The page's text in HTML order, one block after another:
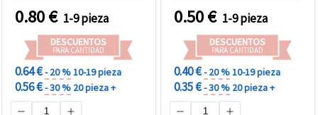
manualidades DIY,
arreglos florales, Pascua,
coronas y terrarios
0.80€ 1-9 pieza
DESCUENTOS
PARA CANTIDAD
0.64 €- 20 %10-19 pieza
0.56 €- 30 % 20 pieza +
0.50€ 1-9 pieza
DESCUENTOS
PARA CANTIDAD
0.40 €- 20 %10-19 pieza
0.35 €- 30 % 20 pieza +